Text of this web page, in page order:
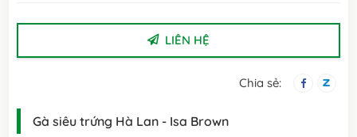
LIÊN HỆ
Chia sẻ:
Gà siêu trứng Hà Lan - Isa Brown